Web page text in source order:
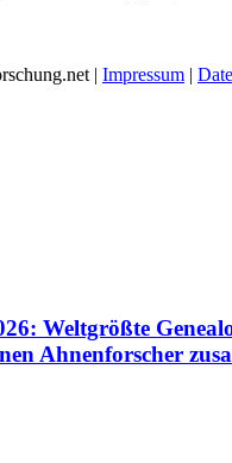
| Impressum |
Weltgrößte
Ahnenforscher